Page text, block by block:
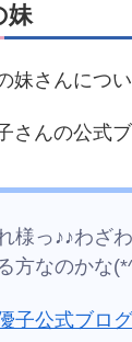
妹
妹さんにつ
さんの公式
様っ♪♪わざ
方なのかな
子公式ブログ